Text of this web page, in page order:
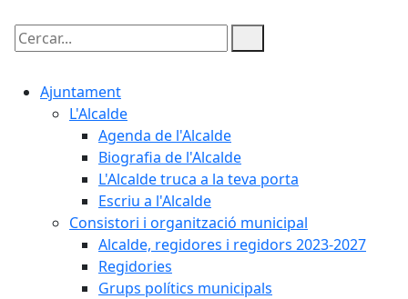
Cercar:
Ajuntament
L'Alcalde
Agenda de l'Alcalde
Biografia de l'Alcalde
L'Alcalde truca a la teva porta
Escriu a l'Alcalde
Consistori i organització municipal
Alcalde, regidores i regidors 2023-2027
Regidories
Grups polítics municipals